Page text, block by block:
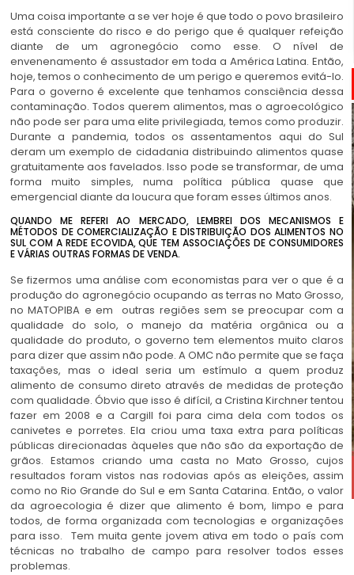
Uma coisa importante a se ver hoje é que todo o povo brasileiro
está consciente do risco e do perigo que é qualquer refeição
diante de um agronegócio como esse. O nível de
envenenamento é assustador em toda a América Latina. Então,
hoje, temos o conhecimento de um perigo e queremos evitá-lo.
Para o governo é excelente que tenhamos consciência dessa
contaminação. Todos querem alimentos, mas o agroecológico
não pode ser para uma elite privilegiada, temos como produzir.
Durante a pandemia, todos os assentamentos aqui do Sul
deram um exemplo de cidadania distribuindo alimentos quase
gratuitamente aos favelados. Isso pode se transformar, de uma
forma muito simples, numa política pública quase que
emergencial diante da loucura que foram esses últimos anos.
QUANDO ME REFERI AO MERCADO, LEMBREI DOS MECANISMOS E
MÉTODOS DE COMERCIALIZAÇÃO E DISTRIBUIÇÃO DOS ALIMENTOS NO
SUL COM A REDE ECOVIDA, QUE TEM ASSOCIAÇÕES DE CONSUMIDORES
E VÁRIAS OUTRAS FORMAS DE VENDA.
Se fizermos uma análise com economistas para ver o que é a
produção do agronegócio ocupando as terras no Mato Grosso,
no MATOPIBA e em outras regiões sem se preocupar com a
qualidade do solo, o manejo da matéria orgânica ou a
qualidade do produto, o governo tem elementos muito claros
para dizer que assim não pode. A OMC não permite que se faça
taxações, mas o ideal seria um estímulo a quem produz
alimento de consumo direto através de medidas de proteção
com qualidade. Óbvio que isso é difícil, a Cristina Kirchner tentou
fazer em 2008 e a Cargill foi para cima dela com todos os
canivetes e porretes. Ela criou uma taxa extra para políticas
públicas direcionadas àqueles que não são da exportação de
grãos. Estamos criando uma casta no Mato Grosso, cujos
resultados foram vistos nas rodovias após as eleições, assim
como no Rio Grande do Sul e em Santa Catarina. Então, o valor
da agroecologia é dizer que alimento é bom, limpo e para
todos, de forma organizada com tecnologias e organizações
para isso. Tem muita gente jovem ativa em todo o país com
técnicas no trabalho de campo para resolver todos esses
problemas.